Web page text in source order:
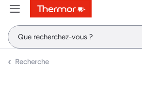
ContenuMenuRecherche
Recherche